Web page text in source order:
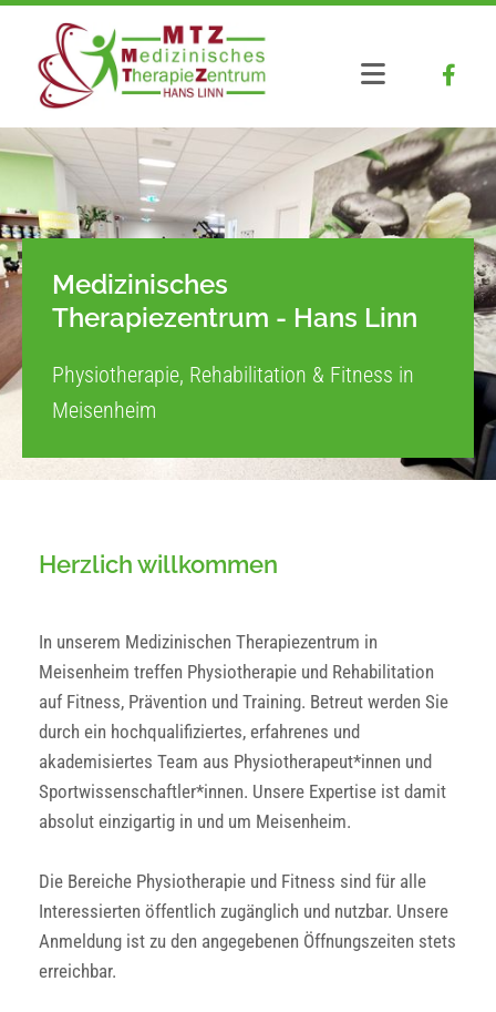
Zum Inhalt springen
Medizinisches
Therapiezentrum - Hans Linn
Physiotherapie, Rehabilitation & Fitness in
Meisenheim
Herzlich willkommen
In unserem Medizinischen Therapiezentrum in
Meisenheim treffen Physiotherapie und Rehabilitation
auf Fitness, Prävention und Training. Betreut werden Sie
durch ein hochqualifiziertes, erfahrenes und
akademisiertes Team aus Physiotherapeut*innen und
Sportwissenschaftler*innen. Unsere Expertise ist damit
absolut einzigartig in und um Meisenheim.
Die Bereiche Physiotherapie und Fitness sind für alle
Interessierten öffentlich zugänglich und nutzbar. Unsere
Anmeldung ist zu den angegebenen Öffnungszeiten stets
erreichbar.